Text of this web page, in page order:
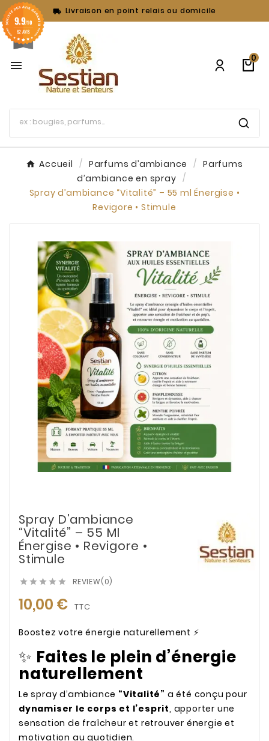
 Livraison en point relais ou domicile

0
Accueil Parfums d’ambiance
Parfums
d’ambiance en spray
Spray d’ambiance “Vitalité” – 55 ml Énergise •
Revigore • Stimule
Spray D’ambiance
“Vitalité” – 55 Ml
Énergise • Revigore •
Stimule
     REVIEW(0)
10,00 € TTC
Boostez votre énergie naturellement ⚡
✨ Faites le plein d’énergie
naturellement
Le spray d’ambiance “Vitalité” a été conçu pour
dynamiser le corps et l’esprit, apporter une
sensation de fraîcheur et retrouver énergie et
motivation au quotidien.
9.9/10
62 AVIS